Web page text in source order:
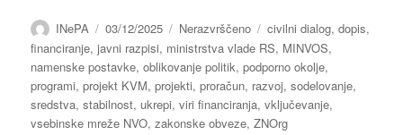
Avtor
INePA
Objavljeno
dne
03/12/2025 Kategorije
Nerazvrščeno Oznake
civilni dialog,dopis,
financiranje,javni razpisi, ministrstva vlade RS, MINVOS,
namenske postavke,oblikovanje politik,podporno okolje,
programi,projekt KVM,projekti,proračun, razvoj,sodelovanje,
sredstva,stabilnost, ukrepi,viri financiranja,vključevanje,
vsebinske mreže NVO,zakonske obveze,ZNOrg